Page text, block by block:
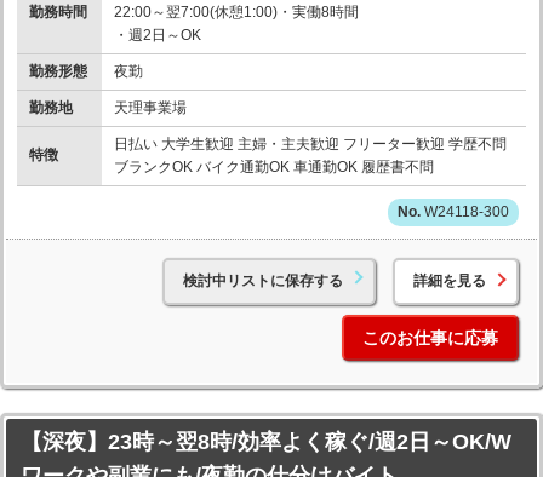
勤務時間
22:00～翌7:00(休憩1:00)・実働8時間
・週2日～OK
勤務形態 夜勤
勤務地 天理事業場
特徴
日払い 大学生歓迎 主婦・主夫歓迎 フリーター歓迎 学歴不問
ブランクOK バイク通勤OK 車通勤OK 履歴書不問
W24118-300
検討中リストに保存する 詳細を見る
このお仕事に応募
【深夜】23時～翌8時/効率よく稼ぐ/週2日～OK/W